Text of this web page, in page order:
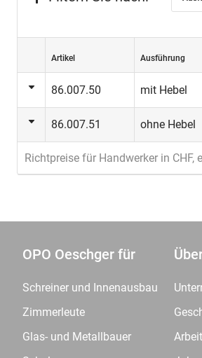
Artikel Ausführung
86.007.50 mit Hebel
86.007.51 ohne Hebel
Richtpreise für Handwerker in CHF,
OPO Oeschger für
Schreiner und Innenausbau
Zimmerleute
Glas- und Metallbauer